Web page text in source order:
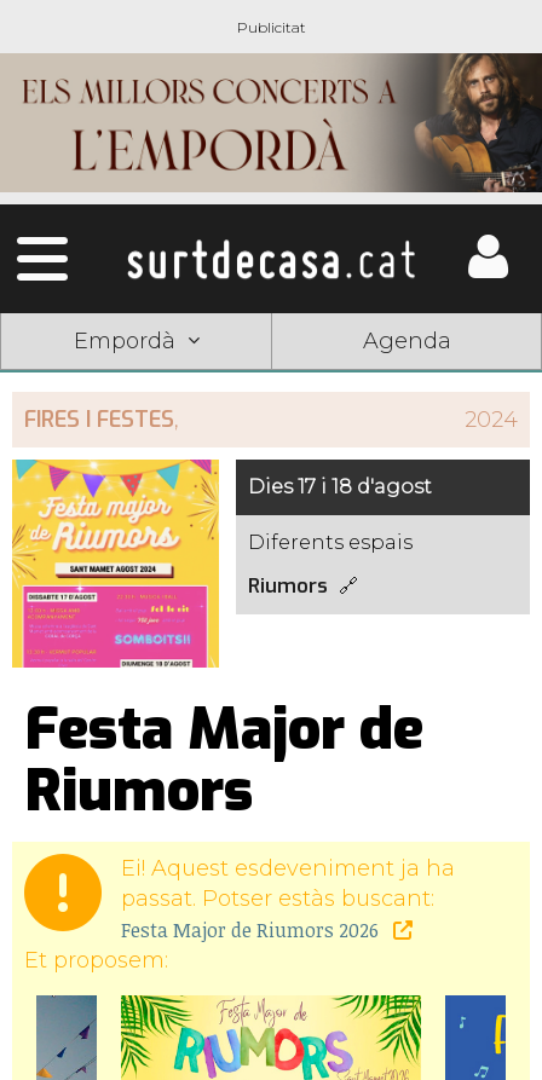
Empordà Agenda
FIRES I FESTES, 2024
Dies 17 i 18 d'agost
Diferents espais
Riumors
Festa Major de
Riumors
Ei! Aquest esdeveniment ja ha
passat. Potser estàs buscant:
Festa Major de Riumors 2026
Et proposem: